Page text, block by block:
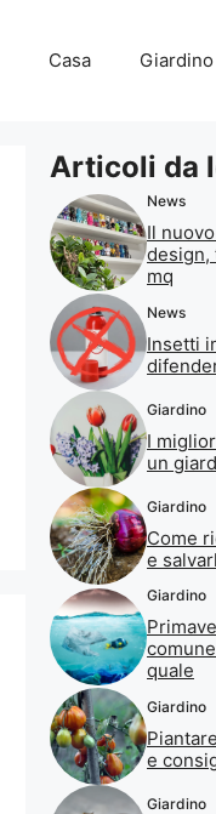
Casa Giardino
Articoli da
News
Il
design,
mq
News
Insetti
Giardino
I
un
Giardino
Come
e
Giardino
quale
Giardino
e
Giardino